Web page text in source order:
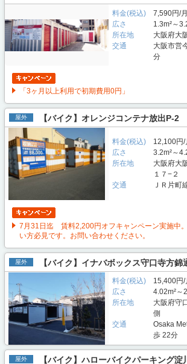
料金(税込)
7,590円/
広さ
1.3m²～
所在地
大阪府大
交通
大阪市営
分
「3ヶ月以上利用で初期費用0円」
屋外 【バイク】オレンジコンテナ放出P-2
料金(税込)
12,100円/
広さ
3.2m²～
所在地
大阪府大
１７−２
交通
ＪＲ片町
7月31日迄 賃料2,200円オフキャンペーン実施中
い方必見です。お問い合わせください。
屋外 【バイク】イナバボックス守口寺方錦
料金(税込)
15,400円/
広さ
4.02m²～
所在地
大阪府守
側
交通
Osaka
歩 22分
屋外 【バイク】ハローバイクパーキング